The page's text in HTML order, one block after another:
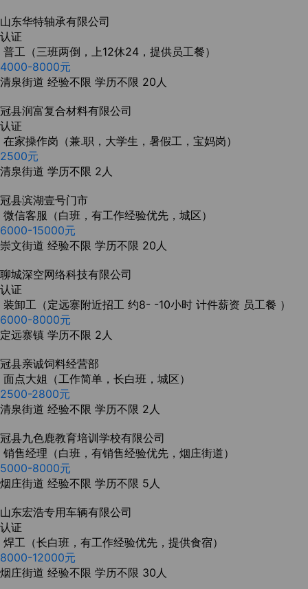
山东华特轴承有限公司
认证
普工（三班两倒，上12休24，提供员工餐）
4000-8000元
清泉街道 经验不限 学历不限 20人
冠县润富复合材料有限公司
认证
在家操作岗（兼.职，大学生，暑假工，宝妈岗）
2500元
清泉街道 学历不限 2人
冠县滨湖壹号门市
微信客服（白班，有工作经验优先，城区）
6000-15000元
崇文街道 经验不限 学历不限 20人
聊城深空网络科技有限公司
认证
装卸工（定远寨附近招工 约8- -10小时 计件薪资 员工餐 ）
6000-8000元
定远寨镇 学历不限 2人
冠县亲诚饲料经营部
面点大姐（工作简单，长白班，城区）
2500-2800元
清泉街道 经验不限 学历不限 2人
冠县九色鹿教育培训学校有限公司
销售经理（白班，有销售经验优先，烟庄街道）
5000-8000元
烟庄街道 经验不限 学历不限 5人
山东宏浩专用车辆有限公司
认证
焊工（长白班，有工作经验优先，提供食宿）
8000-12000元
烟庄街道 经验不限 学历不限 30人